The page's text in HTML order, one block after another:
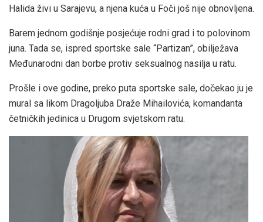
Halida živi u Sarajevu, a njena kuća u Foči još nije obnovljena.
Barem jednom godišnje posjećuje rodni grad i to polovinom
juna. Tada se, ispred sportske sale “Partizan”, obilježava
Međunarodni dan borbe protiv seksualnog nasilja u ratu.
Prošle i ove godine, preko puta sportske sale, dočekao ju je
mural sa likom Dragoljuba Draže Mihailovića, komandanta
četničkih jedinica u Drugom svjetskom ratu.